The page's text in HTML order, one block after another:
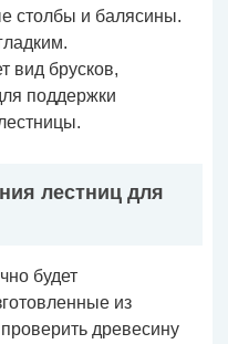
столбы и балясины.
вид брусков,
поддержки
лестниц для
будет
из
древесину